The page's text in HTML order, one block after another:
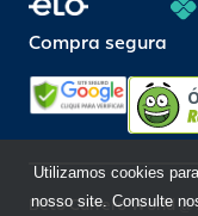
Compra segura
Beto Carrero World
Utilizamos cookies
nosso site. Consulte